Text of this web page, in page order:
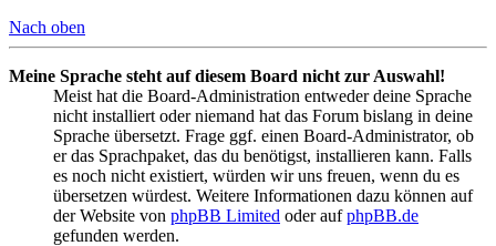
Nach oben
Meine Sprache steht auf diesem Board nicht zur Auswahl!
Meist hat die Board-Administration entweder deine Sprache
nicht installiert oder niemand hat das Forum bislang in deine
Sprache übersetzt. Frage ggf. einen Board-Administrator, ob
er das Sprachpaket, das du benötigst, installieren kann. Falls
es noch nicht existiert, würden wir uns freuen, wenn du es
übersetzen würdest. Weitere Informationen dazu können auf
der Website von phpBB Limited oder aufphpBB.de
gefunden werden.